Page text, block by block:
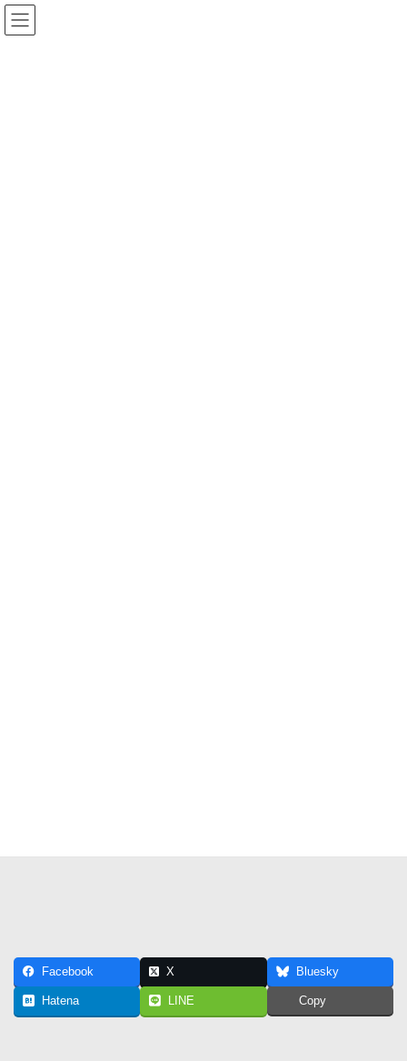
コ
ン
ナ
ビ
Facebook X Bluesky
Hatena LINE Copy